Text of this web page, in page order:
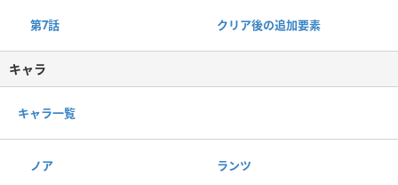
第7話 クリア後の追加要素
キャラ
キャラ一覧
ノア ランツ